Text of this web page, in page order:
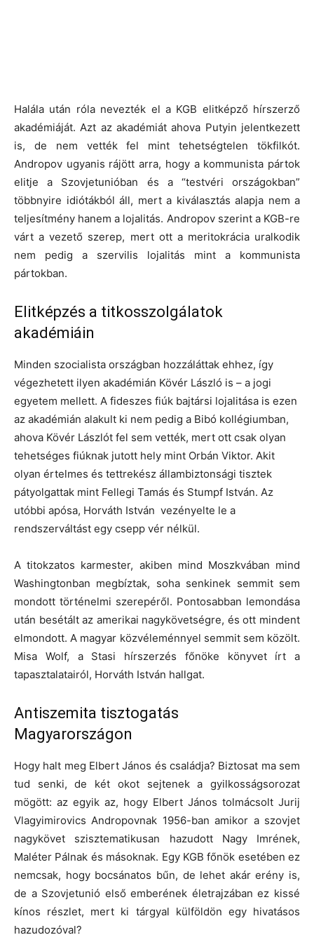
Halála után róla nevezték el a KGB elitképző hírszerző
akadémiáját. Azt az akadémiát ahova Putyin jelentkezett
is, de nem vették fel mint tehetségtelen tökfilkót.
Andropov ugyanis rájött arra, hogy a kommunista pártok
elitje a Szovjetunióban és a “testvéri országokban”
többnyire idiótákból áll, mert a kiválasztás alapja nem a
teljesítmény hanem a lojalitás. Andropov szerint a KGB-re
várt a vezető szerep, mert ott a meritokrácia uralkodik
nem pedig a szervilis lojalitás mint a kommunista
pártokban.
Elitképzés a titkosszolgálatok
akadémiáin
Minden szocialista országban hozzáláttak ehhez, így
végezhetett ilyen akadémián Kövér László is – a jogi
egyetem mellett. A fideszes fiúk bajtársi lojalitása is ezen
az akadémián alakult ki nem pedig a Bibó kollégiumban,
ahova Kövér Lászlót fel sem vették, mert ott csak olyan
tehetséges fiúknak jutott hely mint Orbán Viktor. Akit
olyan értelmes és tettrekész állambiztonsági tisztek
pátyolgattak mint Fellegi Tamás és Stumpf István. Az
utóbbi apósa, Horváth István vezényelte le a
rendszerváltást egy csepp vér nélkül.
A titokzatos karmester, akiben mind Moszkvában mind
Washingtonban megbíztak, soha senkinek semmit sem
mondott történelmi szerepéről. Pontosabban lemondása
után besétált az amerikai nagykövetségre, és ott mindent
elmondott. A magyar közvéleménnyel semmit sem közölt.
Misa Wolf, a Stasi hírszerzés főnöke könyvet írt a
tapasztalatairól, Horváth István hallgat.
Antiszemita tisztogatás
Magyarországon
Hogy halt meg Elbert János és családja? Biztosat ma sem
tud senki, de két okot sejtenek a gyilkosságsorozat
mögött: az egyik az, hogy Elbert János tolmácsolt Jurij
Vlagyimirovics Andropovnak 1956-ban amikor a szovjet
nagykövet szisztematikusan hazudott Nagy Imrének,
Maléter Pálnak és másoknak. Egy KGB főnök esetében ez
nemcsak, hogy bocsánatos bűn, de lehet akár erény is,
de a Szovjetunió első emberének életrajzában ez kissé
kínos részlet, mert ki tárgyal külföldön egy hivatásos
hazudozóval?